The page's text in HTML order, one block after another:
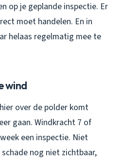
op je geplande inspectie. Er
moet handelen. En in
helaas regelmatig mee te
wind
over de polder komt
gaan. Windkracht 7 of
een inspectie. Niet
nog niet zichtbaar,